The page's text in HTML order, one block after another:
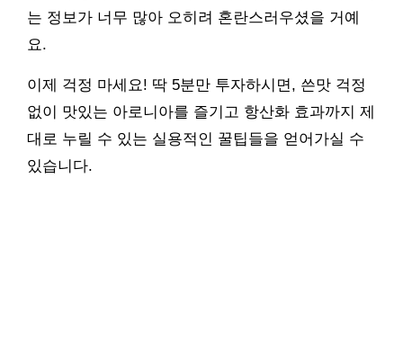
는 정보가 너무 많아 오히려 혼란스러우셨을 거예
요.
이제 걱정 마세요! 딱 5분만 투자하시면, 쓴맛 걱정
없이 맛있는 아로니아를 즐기고 항산화 효과까지 제
대로 누릴 수 있는 실용적인 꿀팁들을 얻어가실 수
있습니다.